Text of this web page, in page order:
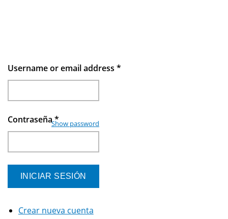
Username or email address *
Contraseña*
Show password
Crear nueva cuenta